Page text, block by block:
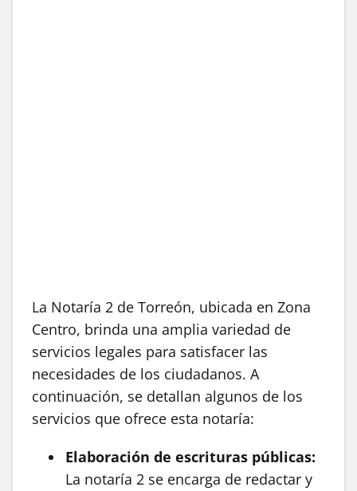
La Notaría 2 de Torreón, ubicada en Zona
Centro, brinda una amplia variedad de
servicios legales para satisfacer las
necesidades de los ciudadanos. A
continuación, se detallan algunos de los
servicios que ofrece esta notaría:
Elaboración de escrituras públicas:
La notaría 2 se encarga de redactar y